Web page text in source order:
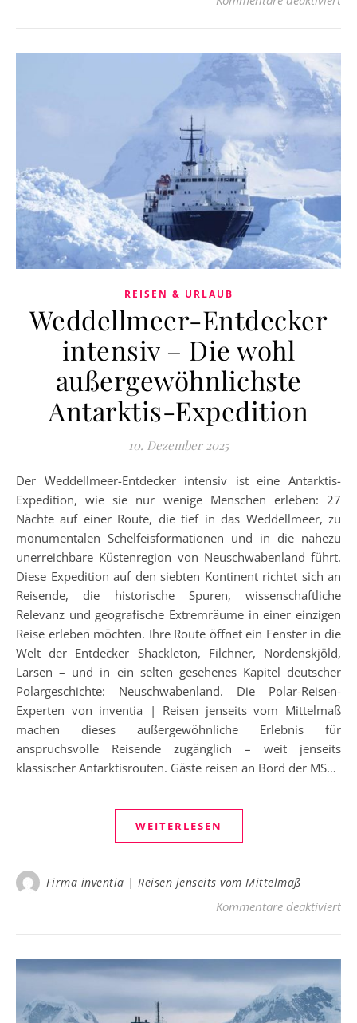
REISEN & URLAUB
Weddellmeer-Entdecker
intensiv – Die wohl
außergewöhnlichste
Antarktis-Expedition
10. Dezember 2025
Der Weddellmeer-Entdecker intensiv ist eine Antarktis-
Expedition, wie sie nur wenige Menschen erleben: 27
Nächte auf einer Route, die tief in das Weddellmeer, zu
monumentalen Schelfeisformationen und in die nahezu
unerreichbare Küstenregion von Neuschwabenland führt.
Diese Expedition auf den siebten Kontinent richtet sich an
Reisende, die historische Spuren, wissenschaftliche
Relevanz und geografische Extremräume in einer einzigen
Reise erleben möchten. Ihre Route öffnet ein Fenster in die
Welt der Entdecker Shackleton, Filchner, Nordenskjöld,
Larsen – und in ein selten gesehenes Kapitel deutscher
Polargeschichte: Neuschwabenland. Die Polar-Reisen-
Experten von inventia | Reisen jenseits vom Mittelmaß
machen dieses außergewöhnliche Erlebnis für
anspruchsvolle Reisende zugänglich – weit jenseits
klassischer Antarktisrouten. Gäste reisen an Bord der MS…
WEITERLESEN
Firma inventia | Reisen jenseits vom Mittelmaß
Kommentare deaktiviertfür